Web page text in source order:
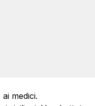
medici.